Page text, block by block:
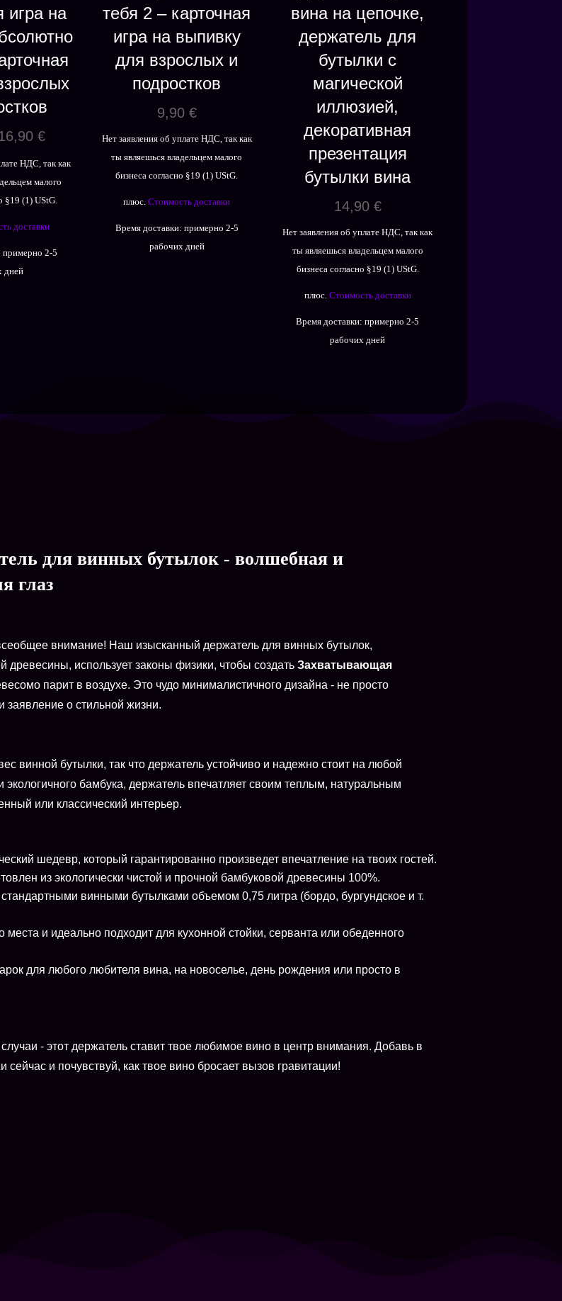
игра на
Первоначальная
€.
€Текущая
16,90 €.
НДС, так как
малого
§19 (1) UStG.
доставки
примерно 2-5
дней
тебя 2 – карточная
игра на выпивку
для взрослых и
подростков
9,90 €
Нет заявления об уплате НДС, так как
ты являешься владельцем малого
бизнеса согласно §19 (1) UStG.
плюс.Стоимость доставки
Время доставки: примерно 2-5
рабочих дней
вина на цепочке,
держатель для
бутылки с
магической
иллюзией,
декоративная
презентация
бутылки вина
14,90 €
Нет заявления об уплате НДС, так как
ты являешься владельцем малого
бизнеса согласно §19 (1) UStG.
плюс. Стоимость доставки
Время доставки:примерно 2-5
рабочих дней
для винных бутылок - волшебная и
глаз
внимание! Наш изысканный держатель для винных бутылок,
древесины, использует законы физики, чтобы создатьЗахватывающая
парит в воздухе. Это чудо минималистичного дизайна - не просто
заявление о стильной жизни.
винной бутылки, так что держатель устойчиво и надежно стоит на любой
бамбука, держатель впечатляет своим теплым, натуральным
или классический интерьер.
шедевр, который гарантированно произведет впечатление на твоих гостей.
из экологически чистой и прочной бамбуковой древесины 100%.
винными бутылками объемом 0,75 литра (бордо, бургундское и т.
и идеально подходит для кухонной стойки, серванта или обеденного
для любого любителя вина, на новоселье, день рождения или просто в
- этот держатель ставит твое любимое вино в центр внимания. Добавь в
и почувствуй, как твое вино бросает вызов гравитации!